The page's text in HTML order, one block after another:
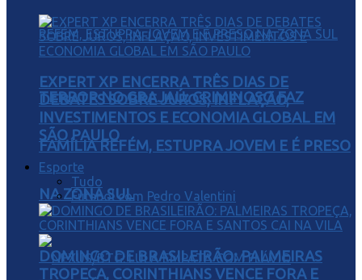
TERROR NO GRAJAÚ: CRIMINOSO FAZ
FAMÍLIA REFÉM, ESTUPRA JOVEM E É PRESO
NA ZONA SUL
EXPERT XP ENCERRA TRÊS DIAS DE
DEBATES SOBRE JUROS, INFLAÇÃO,
INVESTIMENTOS E ECONOMIA GLOBAL EM
SÃO PAULO
Esporte
Tudo
Futebol com Pedro Valentini
DOMINGO DE BRASILEIRÃO: PALMEIRAS
TROPEÇA, CORINTHIANS VENCE FORA E